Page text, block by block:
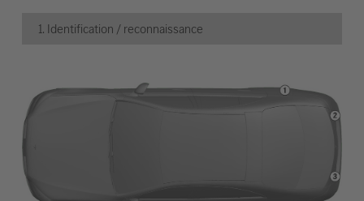
1. Identification / reconnaissance